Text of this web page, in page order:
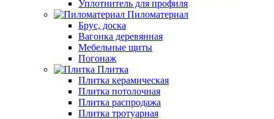
Уплотнитель для профиля
Пиломатериал
Брус, доска
Вагонка деревянная
Мебельные щиты
Погонаж
Плитка
Плитка керамическая
Плитка потолочная
Плитка распродажа
Плитка тротуарная